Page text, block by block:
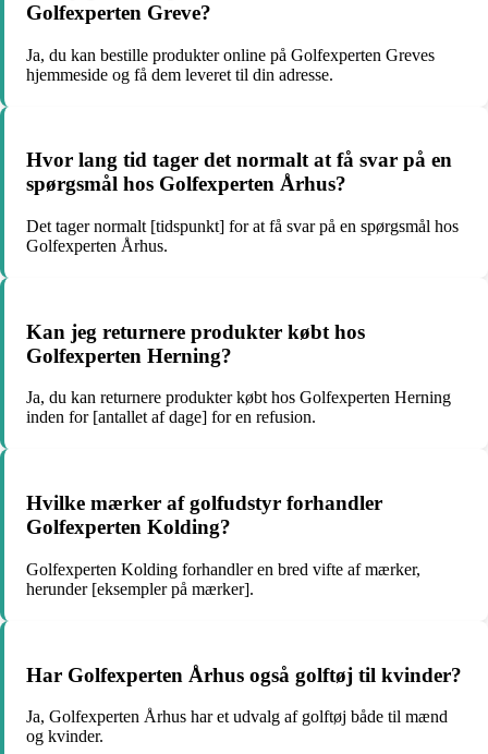
Golfexperten Greve?
Ja, du kan bestille produkter online på Golfexperten Greves
hjemmeside og få dem leveret til din adresse.
Hvor lang tid tager det normalt at få svar på en
spørgsmål hos Golfexperten Århus?
Det tager normalt [tidspunkt] for at få svar på en spørgsmål hos
Golfexperten Århus.
Kan jeg returnere produkter købt hos
Golfexperten Herning?
Ja, du kan returnere produkter købt hos Golfexperten Herning
inden for [antallet af dage] for en refusion.
Hvilke mærker af golfudstyr forhandler
Golfexperten Kolding?
Golfexperten Kolding forhandler en bred vifte af mærker,
herunder [eksempler på mærker].
Har Golfexperten Århus også golftøj til kvinder?
Ja, Golfexperten Århus har et udvalg af golftøj både til mænd
og kvinder.